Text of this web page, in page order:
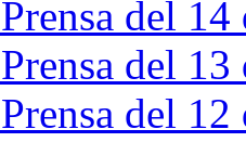
del
del
del